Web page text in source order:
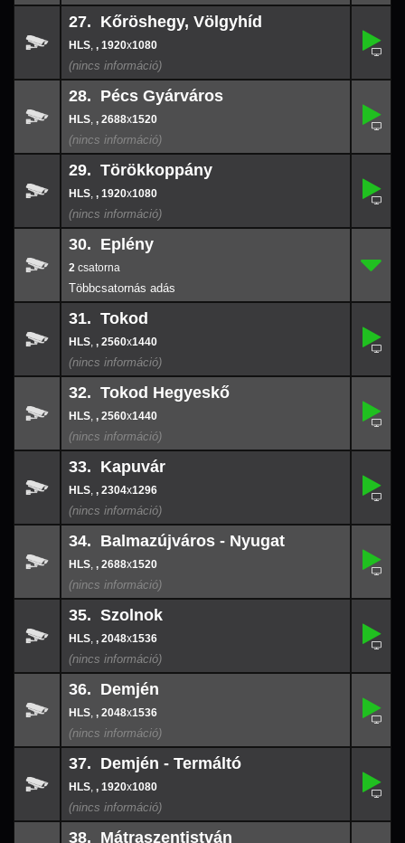
27.
27. Kőröshegy, Völgyhíd
, , 1920x1080
,
1920x
28.
28. Pécs Gyárváros
, , 2688x1520
,
2688x
29.
29. Törökkoppány
, , 1920x1080
,
1920x
30.
30. Eplény
2
31.
31. Tokod
, , 2560x1440
,
2560x
32.
32. Tokod Hegyeskő
, , 2560x1440
,
2560x
33.
33. Kapuvár
, , 2304x1296
,
2304x
34.
34. Balmazújváros - Nyugat
, , 2688x1520
,
2688x
35.
35. Szolnok
, , 2048x1536
,
2048x
36.
36. Demjén
, , 2048x1536
,
2048x
37.
37. Demjén - Termáltó
, , 1920x1080
,
1920x
38. Mátraszentistván